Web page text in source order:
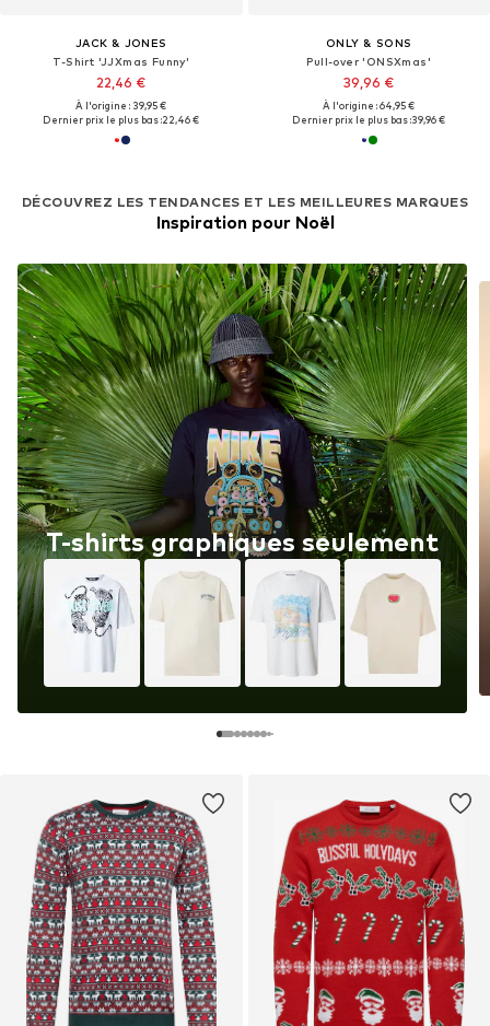
JACK & JONES
T-Shirt 'JJXmas Funny'
22,46 €
À l'origine : 39,95 €
Dernier prix le plus bas :22,46 €
DÉCOUVREZ LES TENDANCES ET LES MEILLEURES MARQUES
Inspiration pour Noël
T-shirts graphiques seulement
ONLY & SONS
Pull-over 'ONSXmas'
39,96 €
À l'origine : 64,95 €
Dernier prix le plus bas :39,96 €